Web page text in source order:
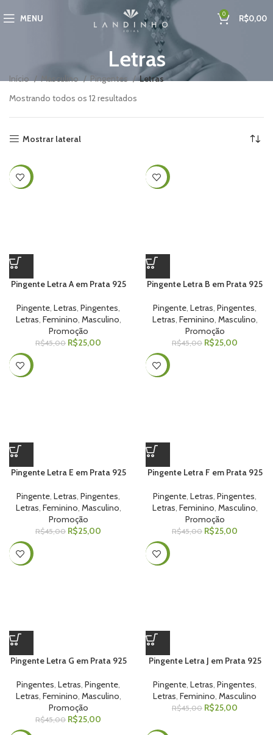
MENU 0 R$0,00
Letras
Início Masculino Pingentes
Letras
Mostrando todos os 12 resultados
Mostrar lateral
-44%
Pingente Letra A em Prata 925
Pingente, Letras, Pingentes,
Letras, Feminino, Masculino,
Promoção
R$45,00 R$25,00
-44%
Pingente Letra B em Prata 925
Pingente, Letras, Pingentes,
Letras, Feminino, Masculino,
Promoção
R$45,00 R$25,00
-44%
Pingente Letra E em Prata 925
Pingente, Letras, Pingentes,
Letras, Feminino, Masculino,
Promoção
R$45,00 R$25,00
-44%
Pingente Letra F em Prata 925
Pingente, Letras, Pingentes,
Letras, Feminino, Masculino,
Promoção
R$45,00 R$25,00
-44%
Pingente Letra G em Prata 925
Pingentes, Letras, Pingente,
Letras, Feminino, Masculino,
Promoção
R$45,00 R$25,00
-44%
Pingente Letra J em Prata 925
Pingente, Letras, Pingentes,
Letras, Feminino, Masculino
R$45,00 R$25,00